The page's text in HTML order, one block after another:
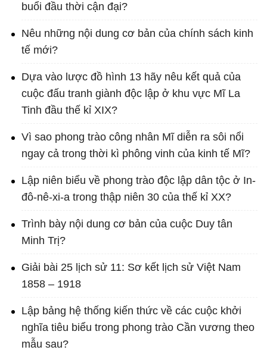
buổi đầu thời cận đại?
Nêu những nội dung cơ bản của chính sách kinh
tế mới?
Dựa vào lược đồ hình 13 hãy nêu kết quả của
cuộc đấu tranh giành độc lập ở khu vực Mĩ La
Tinh đầu thế kỉ XIX?
Vì sao phong trào công nhân Mĩ diễn ra sôi nổi
ngay cả trong thời kì phông vinh của kinh tế Mĩ?
Lập niên biểu về phong trào độc lập dân tộc ở In-
đô-nê-xi-a trong thập niên 30 của thế kỉ XX?
Trình bày nội dung cơ bản của cuộc Duy tân
Minh Trị?
Giải bài 25 lịch sử 11: Sơ kết lịch sử Việt Nam
1858 – 1918
Lập bảng hệ thống kiến thức về các cuộc khởi
nghĩa tiêu biểu trong phong trào Cần vương theo
mẫu sau?